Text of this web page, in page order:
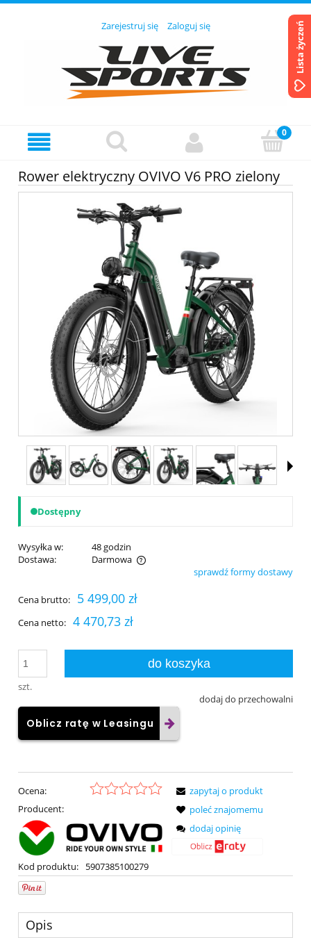
Zarejestruj się Zaloguj się
Rower elektryczny OVIVO V6 PRO zielony
Dostępny
Wysyłka w:
48 godzin
Dostawa:
Darmowa
Cena nie zawiera ewentualnych kosztów płatnościsprawdź formy dostawy
Cena brutto: 5 499,00 zł
Cena netto: 4 470,73 zł
szt.
do koszyka
dodaj do przechowalni
Oblicz ratę w Leasingu
Ocena:
Producent:
Kod produktu: 5907385100279
zapytaj o produkt
poleć znajomemu
dodaj opinię
Opis
Lista życzeń